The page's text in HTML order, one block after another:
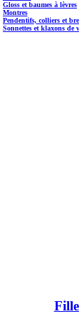
Gloss et baumes à lèvres
Montres
Pendentifs, colliers et
Sonnettes et klaxons de